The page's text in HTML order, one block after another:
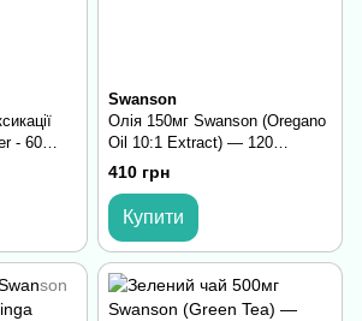
- 60
Swanson
Олія 150мг Swanson (Oregano
Oil 10:1 Extract) — 120
софтгелів
410 грн
Купити